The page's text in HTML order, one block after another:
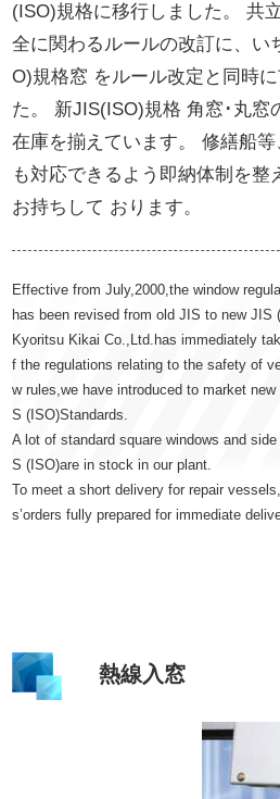
(ISO)規格に移行しました。 共
全に関わるルールの改訂に、い
O)規格窓 をルール改定と同時
た。 新JIS(ISO)規格 角窓･丸窓
在庫を揃えています。 修繕船
も対応できるよう即納体制を整
お持ちして おります。
Effective from July,2000,the window
has been revised from old JIS to new JIS
Kyoritsu Kikai Co.,Ltd.has immediately
f the regulations relating to the safety of
w rules,we have introduced to market
S (ISO)Standards.
A lot of standard square windows and
S (ISO)are in stock in our plant.
To meet a short delivery for repair
s’orders fully prepared for immediate
熱線入窓